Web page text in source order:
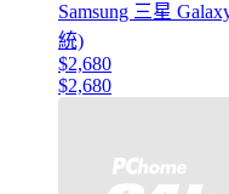
Samsung 三星
統)
$2,680
$2,680